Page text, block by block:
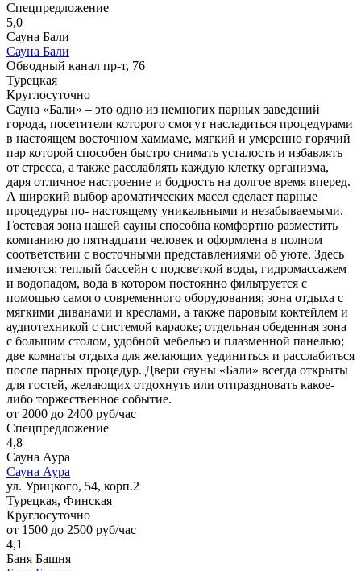
Спецпредложение
5,0
Сауна Бали
Сауна Бали
Обводный канал пр-т, 76
Турецкая
Круглосуточно
Сауна «Бали» – это одно из немногих парных заведений
города, посетители которого смогут насладиться процедурами
в настоящем восточном хаммаме, мягкий и умеренно горячий
пар которой способен быстро снимать усталость и избавлять
от стресса, а также расслаблять каждую клетку организма,
даря отличное настроение и бодрость на долгое время вперед.
А широкий выбор ароматических масел сделает парные
процедуры по- настоящему уникальными и незабываемыми.
Гостевая зона нашей сауны способна комфортно разместить
компанию до пятнадцати человек и оформлена в полном
соответствии с восточными представлениями об уюте. Здесь
имеются: теплый бассейн с подсветкой воды, гидромассажем
и водопадом, вода в котором постоянно фильтруется с
помощью самого современного оборудования; зона отдыха с
мягкими диванами и креслами, а также паровым коктейлем и
аудиотехникой с системой караоке; отдельная обеденная зона
с большим столом, удобной мебелью и плазменной панелью;
две комнаты отдыха для желающих уединиться и расслабиться
после парных процедур. Двери сауны «Бали» всегда открыты
для гостей, желающих отдохнуть или отпраздновать какое-
либо торжественное событие.
от 2000 до 2400 руб/час
Спецпредложение
4,8
Сауна Аура
Сауна Аура
ул. Урицкого, 54, корп.2
Турецкая, Финская
Круглосуточно
от 1500 до 2500 руб/час
4,1
Баня Башня